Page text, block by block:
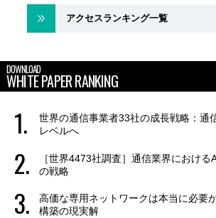
アクセスランキング一覧
DOWNLOAD
WHITE PAPER RANKING
世界の通信事業者33社の成長戦略：通
レベルへ
［世界4473社調査］通信業界におけ
の戦略
高価な専用ネットワークは本当に必要
構築の現実解